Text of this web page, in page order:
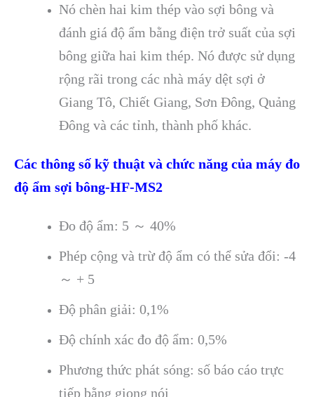
Nó chèn hai kim thép vào sợi bông và
đánh giá độ ẩm bằng điện trở suất của sợi
bông giữa hai kim thép. Nó được sử dụng
rộng rãi trong các nhà máy dệt sợi ở
Giang Tô, Chiết Giang, Sơn Đông, Quảng
Đông và các tỉnh, thành phố khác.
Các thông số kỹ thuật và chức năng của máy đo
độ ẩm sợi bông-HF-MS2
Đo độ ẩm: 5 ～ 40%
Phép cộng và trừ độ ẩm có thể sửa đổi: -4
～ + 5
Độ phân giải: 0,1%
Độ chính xác đo độ ẩm: 0,5%
Phương thức phát sóng: số báo cáo trực
tiếp bằng giọng nói